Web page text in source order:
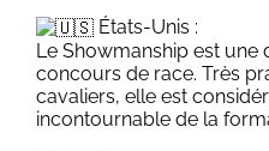
États-Unis :
Le Showmanship est une
concours de race. Très
cavaliers, elle est
incontournable de la